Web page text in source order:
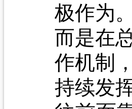
极作为
而是在
作机制
持续发